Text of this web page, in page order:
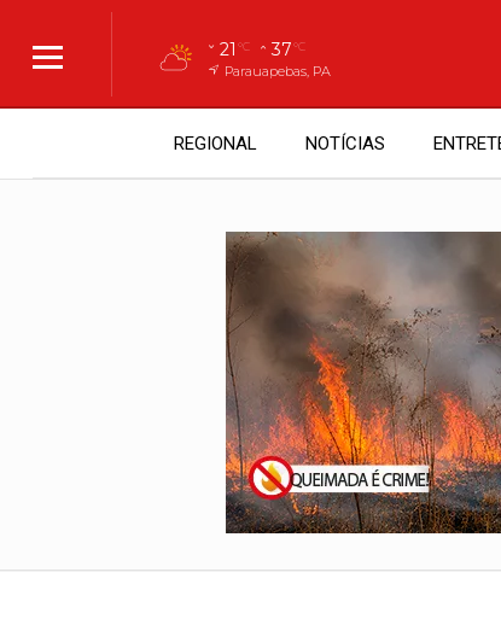
21 °C 37°C
Parauapebas, PA
REGIONAL NOTÍCIAS